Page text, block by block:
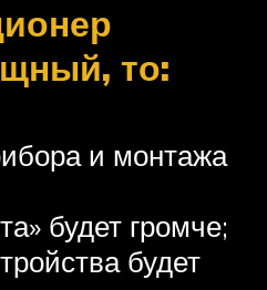
то:
и монтажа
будет громче;
будет